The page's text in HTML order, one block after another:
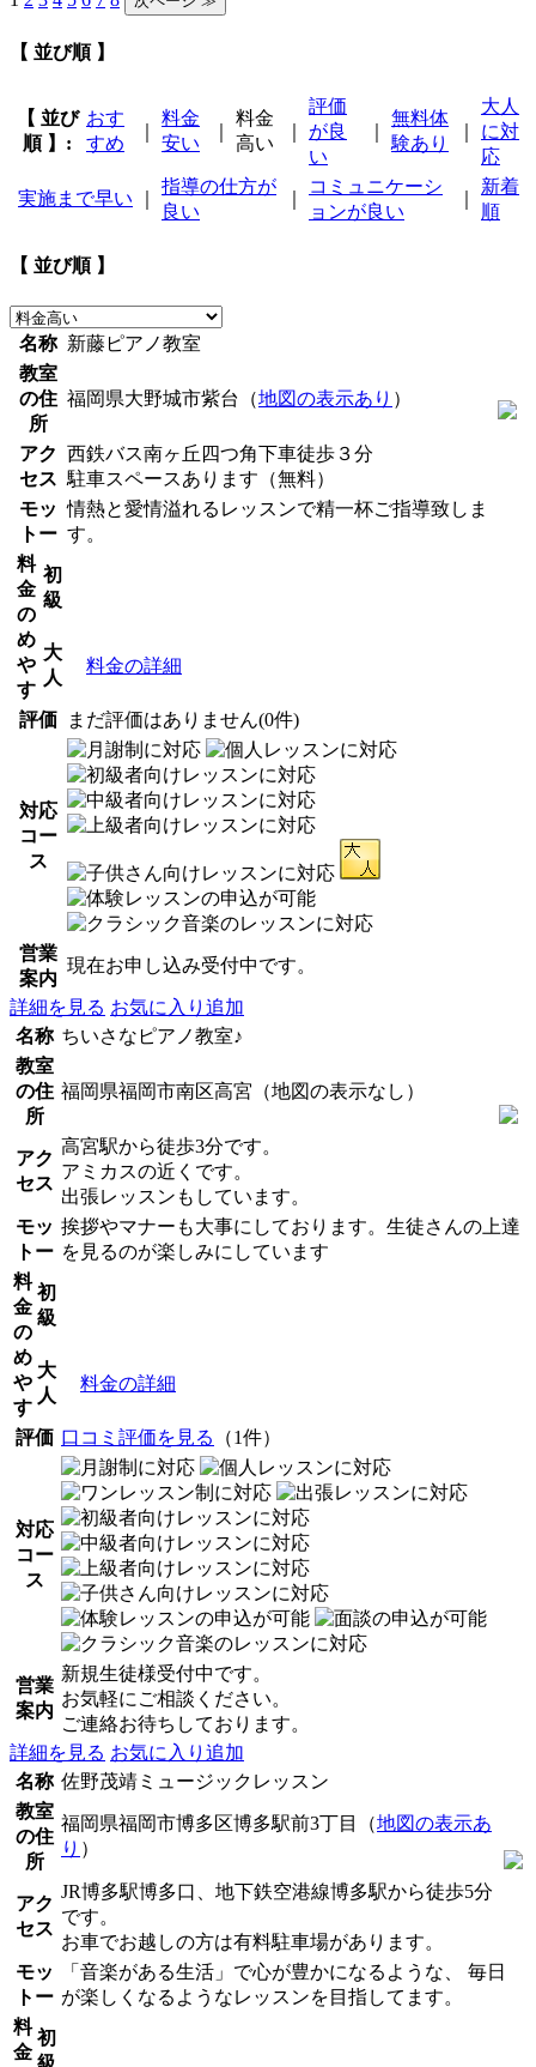
【 並び順 】
【 並び
順 】:
おす
すめ
料金
安い
料金
高い
評価
が良
い
無料体
験あり
大人
に対
応
実施まで早い
指導の仕方が
良い
コミュニケーシ
ョンが良い
新着
順
【 並び順 】
名称 新藤ピアノ教室
教室
の住
所
福岡県大野城市紫台（地図の表示あり ）
アク
セス
西鉄バス南ヶ丘四つ角下車徒歩３分
駐車スペースあります（無料）
モッ
トー
情熱と愛情溢れるレッスンで精一杯ご指導致しま
す。
料
金
の
め
や
す
初
級
大
人
料金の詳細
評価 まだ評価はありません(0件)
対応
コー
ス
営業
案内
現在お申し込み受付中です。
詳細を見る お気に入り追加
名称 ちいさなピアノ教室♪
教室
の住
所
福岡県福岡市南区高宮（地図の表示なし）
アク
セス
高宮駅から徒歩3分です。
アミカスの近くです。
出張レッスンもしています。
モッ
トー
挨拶やマナーも大事にしております。生徒さんの上達
を見るのが楽しみにしています
料
金
の
め
や
す
初
級
大
人
料金の詳細
評価 口コミ評価を見る （1件）
対応
コー
ス
営業
案内
新規生徒様受付中です。
お気軽にご相談ください。
ご連絡お待ちしております。
詳細を見る お気に入り追加
名称 佐野茂靖ミュージックレッスン
教室
の住
所
福岡県福岡市博多区博多駅前3丁目（地図の表示あ
り ）
アク
セス
JR博多駅博多口、地下鉄空港線博多駅から徒歩5分
です。
お車でお越しの方は有料駐車場があります。
モッ
トー
「音楽がある生活」で心が豊かになるような、 毎日
が楽しくなるようなレッスンを目指してます。
料
金
初
級